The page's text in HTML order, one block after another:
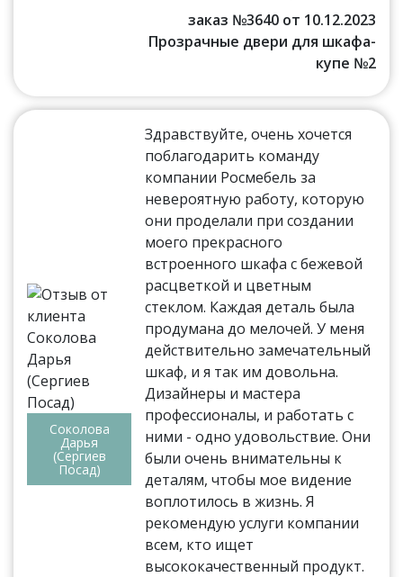
заказ №3640 от 10.12.2023
Прозрачные двери для шкафа-
купе №2
Соколова
Дарья
(Сергиев
Посад)
Здравствуйте, очень хочется
поблагодарить команду
компании Росмебель за
невероятную работу, которую
они проделали при создании
моего прекрасного
встроенного шкафа с бежевой
расцветкой и цветным
стеклом. Каждая деталь была
продумана до мелочей. У меня
действительно замечательный
шкаф, и я так им довольна.
Дизайнеры и мастера
профессионалы, и работать с
ними - одно удовольствие. Они
были очень внимательны к
деталям, чтобы мое видение
воплотилось в жизнь. Я
рекомендую услуги компании
всем, кто ищет
высококачественный продукт.